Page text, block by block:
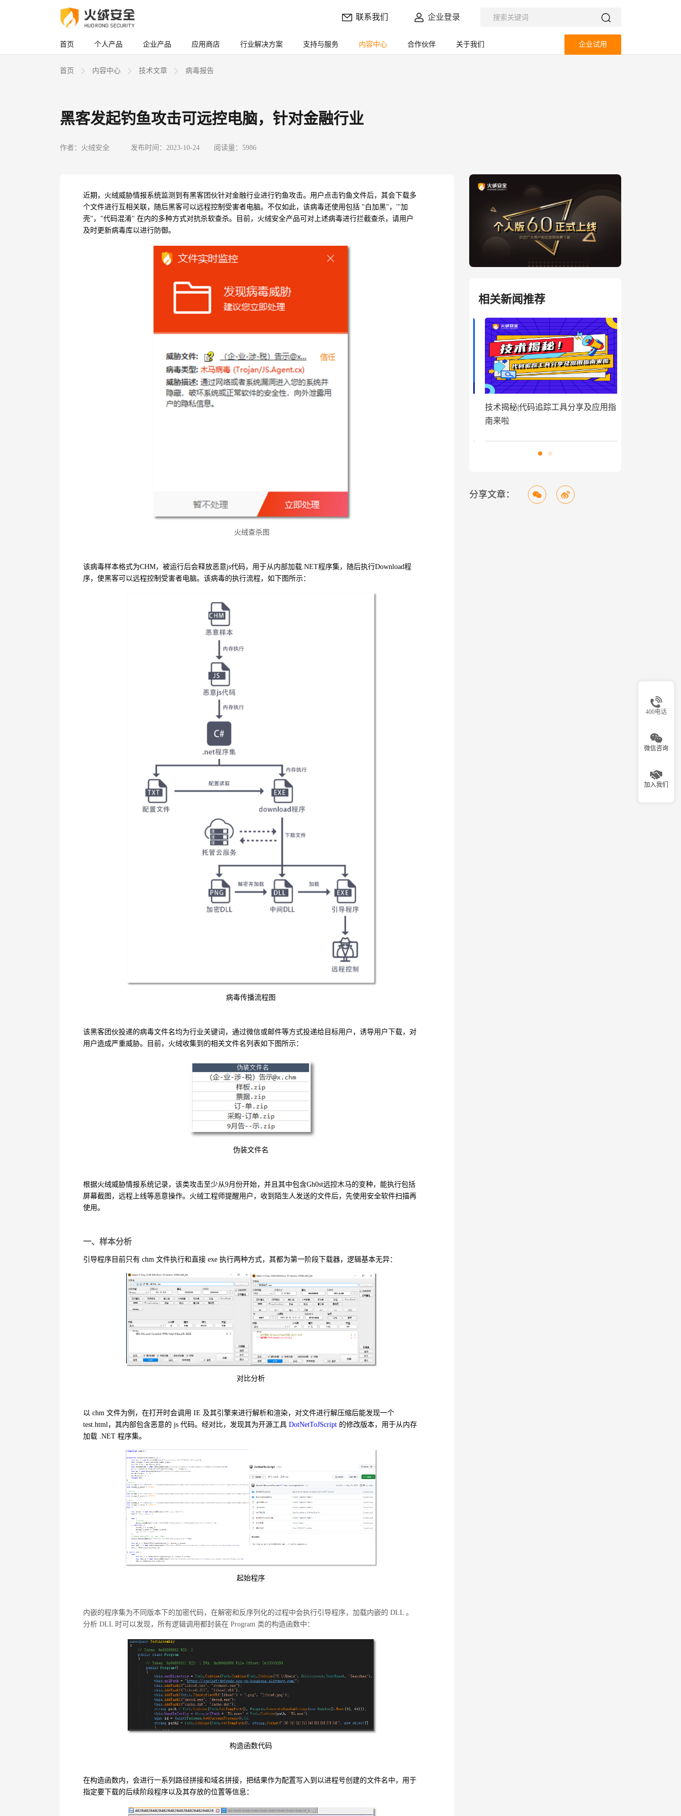
联系我们 企业登录
首页 个人产品 企业产品 应用商店 行业解决方案 支持与服务 内容中心 合作伙伴 关于我们 企业试用
400电话
微信咨询
加入我们
首页 内容中心 技术文章 病毒报告
黑客发起钓鱼攻击可远控电脑，针对金融行业
作者：火绒安全 发布时间：2023-10-24 阅读量：5986
近期，火绒威胁情报系统监测到有黑客团伙针对金融行业进行钓鱼攻击。用户点击钓鱼文件后，其会下载多
个文件进行互相关联，随后黑客可以远程控制受害者电脑。不仅如此，该病毒还使用包括" 白加黑" ， '"加
壳" ， "代码混淆" 在内的多种方式对抗杀软查杀。目前，火绒安全产品可对上述病毒进行拦截查杀，请用户
及时更新病毒库以进行防御。
火绒查杀图
该病毒样本格式为CHM，被运行后会释放恶意js代码，用于从内部加载.NET程序集，随后执行Download程
序，使黑客可以远程控制受害者电脑。该病毒的执行流程，如下图所示：
病毒传播流程图
该黑客团伙投递的病毒文件名均为行业关键词，通过微信或邮件等方式投递给目标用户，诱导用户下载，对
用户造成严重威胁。目前，火绒收集到的相关文件名列表如下图所示：
伪装文件名
根据火绒威胁情报系统记录，该类攻击至少从9月份开始，并且其中包含Gh0st远控木马的变种，能执行包括
屏幕截图，远程上线等恶意操作。火绒工程师提醒用户，收到陌生人发送的文件后，先使用安全软件扫描再
使用。
一、样本分析
引导程序目前只有chm 文件执行和直接exe 执行两种方式，其都为第一阶段下载器，逻辑基本无异：
对比分析
以 chm 文件为例，在打开时会调用 IE 及其引擎来进行解析和渲染，对文件进行解压缩后能发现一个
test.html，其内部包含恶意的 js 代码。经对比，发现其为开源工具 DotNetToJScript 的修改版本，用于从内存
加载.NET 程序集。
起始程序
内嵌的程序集为不同版本下的加密代码，在解密和反序列化的过程中会执行引导程序，加载内嵌的 DLL 。
分析DLL 时可以发现，所有逻辑调用都封装在 Program 类的构造函数中：
构造函数代码
在构造函数内，会进行一系列路径拼接和域名拼接，把结果作为配置写入到以进程号创建的文件名中，用于
指定要下载的后续阶段程序以及其存放的位置等信息：
相关新闻推荐
技术揭秘|代码追踪工具分享及应用指
南来啦
分享文章：